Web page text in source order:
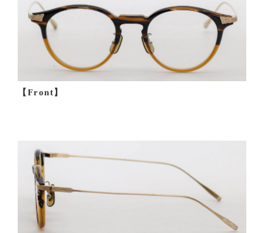
【Front】